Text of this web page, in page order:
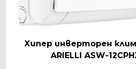
Хипер инверторен
ARIELLI ASW-